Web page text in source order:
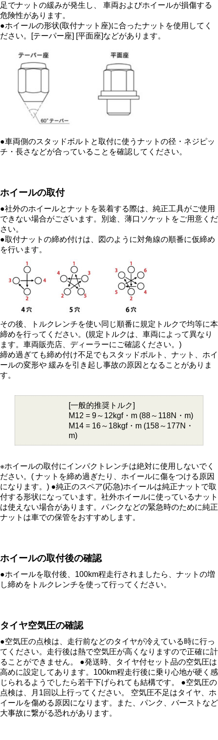
足でナットの緩みが発生し、 車両およびホイールが損傷する
危険性があります。
●ホイールの形状(取付ナット座)に合ったナットを使用してく
ださい。[テーパー座] [平面座]などがあります。
●車両側のスタッドボルトと取付に使うナットの径・ネジピッ
チ・長さなどが合っていることを確認してください。
ホイールの取付
●社外のホイールとナットを装着する際は、純正工具がご使用
できない場合がございます。別途、薄口ソケットをご用意くだ
さい。
●取付ナットの締め付けは、図のように対角線の順番に仮締め
を行います。
その後、トルクレンチを使い同じ順番に規定トルクで均等に本
締めを行ってください。(規定トルクは、車両によって異なり
ます。車両販売店、ディーラーにご確認ください。)
締め過ぎても締め付け不足でもスタッドボルト、ナット、ホイ
ールの変形や 緩みを引き起し事故の原因となることがありま
す。
[一般的推奨トルク]
M12 = 9～12kgf・m (88～118N・m)
M14 = 16～18kgf・m (158～177N・
m)
※ホイールの取付にインパクトレンチは絶対に使用しないでく
ださい。( ナットを締め過ぎたり、ホイールに傷をつける原因
になります。) ●純正のスペア(応急)ホイールは純正ナットで取
付する形状になっています。社外ホイールに使っているナット
は使えない場合があります。パンクなどの緊急時のために純正
ナットは車での保管をおすすめします。
ホイールの取付後の確認
●ホイールを取付後、100km程走行されましたら、ナットの増
し締めをトルクレンチを使って行ってください。
タイヤ空気圧の確認
●空気圧の点検は、走行前などのタイヤが冷えている時に行っ
てください。走行後は熱で空気圧が高くなりますので正確に計
ることができません。 ●発送時、タイヤ付セット品の空気圧は
高めに設定してあります。100km程走行後に乗り心地が硬く感
じられるようでしたら若干下げられても結構です。 ●空気圧の
点検は、月1回以上行ってください。 空気圧不足はタイヤ、ホ
イールを傷める原因になります。また、パンク、バーストなど
大事故に繋がる恐れがあります。